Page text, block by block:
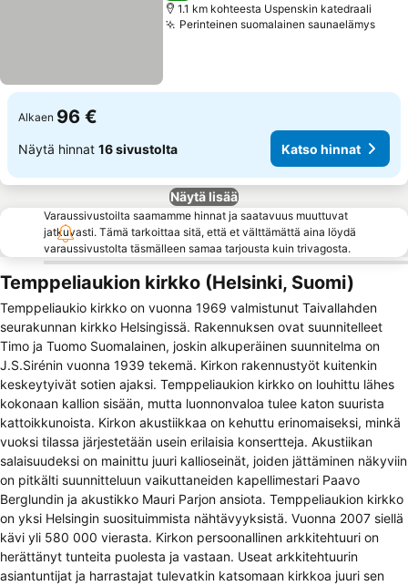
1.1 km kohteesta Uspenskin katedraali
Perinteinen suomalainen saunaelämys
Alkaen 96 €
Näytä hinnat 16 sivustolta Katso hinnat
Näytä lisää
Varaussivustoilta saamamme hinnat ja saatavuus muuttuvat
jatkuvasti. Tämä tarkoittaa sitä, että et välttämättä aina löydä
varaussivustolta täsmälleen samaa tarjousta kuin trivagosta.
Temppeliaukion kirkko (Helsinki, Suomi)
Temppeliaukio kirkko on vuonna 1969 valmistunut Taivallahden
seurakunnan kirkko Helsingissä. Rakennuksen ovat suunnitelleet
Timo ja Tuomo Suomalainen, joskin alkuperäinen suunnitelma on
J.S.Sirénin vuonna 1939 tekemä. Kirkon rakennustyöt kuitenkin
keskeytyivät sotien ajaksi. Temppeliaukion kirkko on louhittu lähes
kokonaan kallion sisään, mutta luonnonvaloa tulee katon suurista
kattoikkunoista. Kirkon akustiikkaa on kehuttu erinomaiseksi, minkä
vuoksi tilassa järjestetään usein erilaisia konsertteja. Akustiikan
salaisuudeksi on mainittu juuri kallioseinät, joiden jättäminen näkyviin
on pitkälti suunnitteluun vaikuttaneiden kapellimestari Paavo
Berglundin ja akustikko Mauri Parjon ansiota. Temppeliaukion kirkko
on yksi Helsingin suosituimmista nähtävyyksistä. Vuonna 2007 siellä
kävi yli 580 000 vierasta. Kirkon persoonallinen arkkitehtuuri on
herättänyt tunteita puolesta ja vastaan. Useat arkkitehtuurin
asiantuntijat ja harrastajat tulevatkin katsomaan kirkkoa juuri sen